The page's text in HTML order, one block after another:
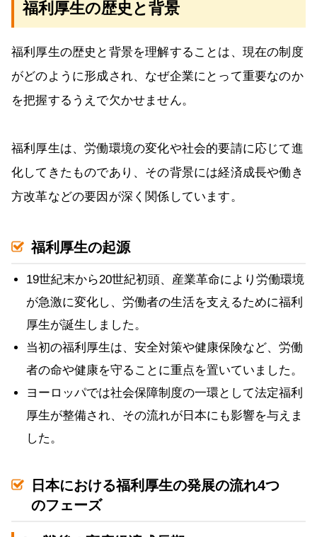
福利厚生の歴史と背景
福利厚生の歴史と背景を理解することは、現在の制度
がどのように形成され、なぜ企業にとって重要なのか
を把握するうえで欠かせません。
福利厚生は、労働環境の変化や社会的要請に応じて進
化してきたものであり、その背景には経済成長や働き
方改革などの要因が深く関係しています。
福利厚生の起源
19世紀末から20世紀初頭、産業革命により労働環境
が急激に変化し、労働者の生活を支えるために福利
厚生が誕生しました。
当初の福利厚生は、安全対策や健康保険など、労働
者の命や健康を守ることに重点を置いていました。
ヨーロッパでは社会保障制度の一環として法定福利
厚生が整備され、その流れが日本にも影響を与えま
した。
日本における福利厚生の発展の流れ4つ
のフェーズ